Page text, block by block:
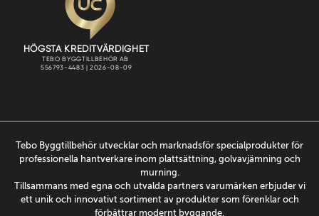
Tebo Byggtillbehör utvecklar och marknadsför specialprodukter för
professionella hantverkare inom plattsättning, golvavjämning och
murning.
Tillsammans med egna och utvalda partners varumärken erbjuder vi
ett unik och innovativt sortiment av produkter som förenklar och
förbättrar modernt byggande.